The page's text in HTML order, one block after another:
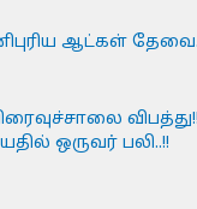
ஆட்கள்
ஒருவர் பலி..!!